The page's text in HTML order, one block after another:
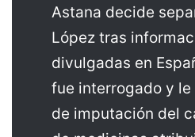
Astana decide
López tras
divulgadas en
fue interrogado y
de imputación del